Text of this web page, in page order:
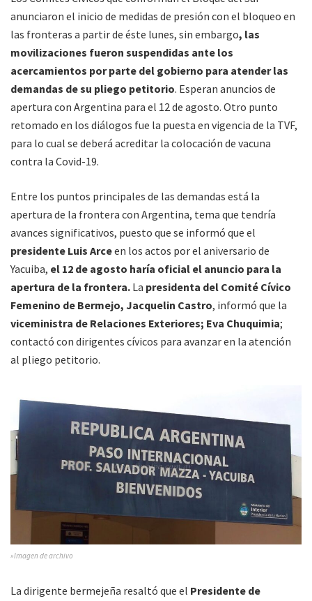
anunciaron el inicio de medidas de presión con el bloqueo en
las fronteras a partir de éste lunes, sin embargo, las
movilizaciones fueron suspendidas ante los
acercamientos por parte del gobierno para atender las
demandas de su pliego petitorio. Esperan anuncios de
apertura con Argentina para el 12 de agosto. Otro punto
retomado en los diálogos fue la puesta en vigencia de la TVF,
para lo cual se deberá acreditar la colocación de vacuna
contra la Covid-19.
Entre los puntos principales de las demandas está la
apertura de la frontera con Argentina, tema que tendría
avances significativos, puesto que se informó que el
presidente Luis Arceen los actos por el aniversario de
Yacuiba, el 12 de agosto haría oficial el anuncio para la
apertura de la frontera. La presidenta del Comité Cívico
Femenino de Bermejo, Jacquelin Castro, informó que la
viceministra de Relaciones Exteriores; Eva Chuquimia;
contactó con dirigentes cívicos para avanzar en la atención
al pliego petitorio.
»Imagen de archivo
La dirigente bermejeña resaltó que el Presidente de